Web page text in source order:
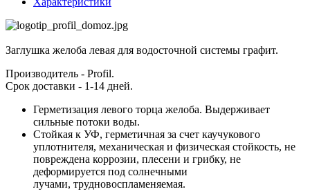
Заглушка желоба левая для водосточной системы графит.
Производитель - Profil.
Срок доставки - 1-14 дней.
Герметизация левого торца желоба. Выдерживает
сильные потоки воды.
Стойкая к УФ, герметичная за счет каучукового
уплотнителя, механическая и физическая стойкость, не
повреждена коррозии, плесени и грибку, не
деформируется под солнечными
лучами, трудновоспламеняемая.